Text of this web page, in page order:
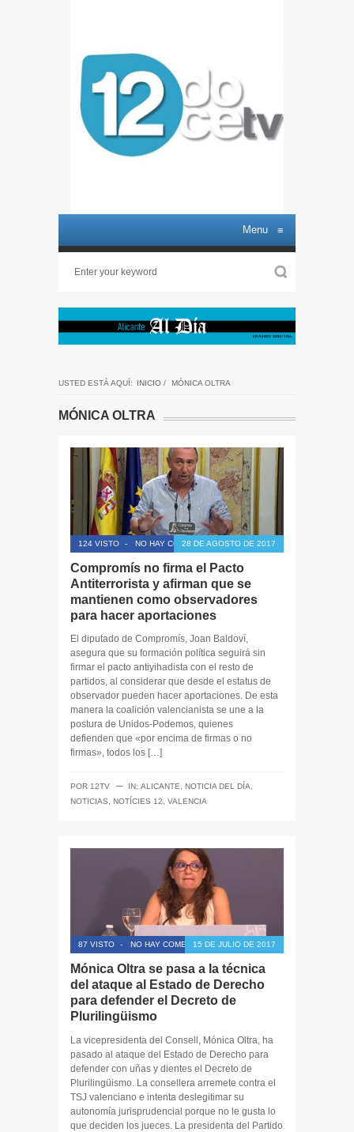
Menu ≡
USTED ESTÁ AQUÍ: INICIO / MÓNICA OLTRA
MÓNICA OLTRA
124 VISTO - NO HAY COMENTARIOS28 DE AGOSTO DE 2017
Compromís no firma el Pacto
Antiterrorista y afirman que se
mantienen como observadores
para hacer aportaciones
El diputado de Compromís, Joan Baldoví,
asegura que su formación política seguirá sin
firmar el pacto antiyihadista con el resto de
partidos, al considerar que desde el estatus de
observador pueden hacer aportaciones. De esta
manera la coalición valencianista se une a la
postura de Unidos-Podemos, quienes
defienden que «por encima de firmas o no
firmas», todos los […]
POR 12TV ─ IN: ALICANTE, NOTICIA DEL DÍA,
NOTICIAS, NOTÍCIES 12, VALENCIA
87 VISTO - NO HAY COMENTARIOS15 DE JULIO DE 2017
Mónica Oltra se pasa a la técnica
del ataque al Estado de Derecho
para defender el Decreto de
Plurilingüismo
La vicepresidenta del Consell, Mónica Oltra, ha
pasado al ataque del Estado de Derecho para
defender con uñas y dientes el Decreto de
Plurilingüismo. La consellera arremete contra el
TSJ valenciano e intenta deslegitimar su
autonomía jurisprudencial porque no le gusta lo
que deciden los jueces. La presidenta del Partido